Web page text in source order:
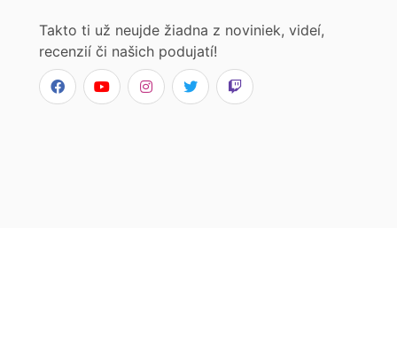
Takto ti už neujde žiadna z noviniek, videí,
recenzií či našich podujatí!